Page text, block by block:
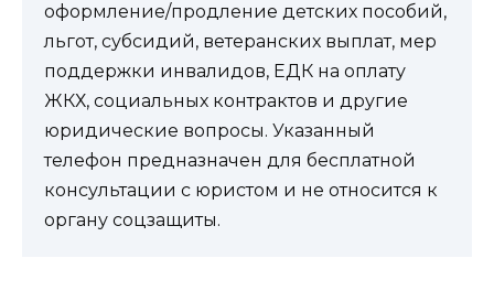
оформление/продление детских пособий,
льгот, субсидий, ветеранских выплат, мер
поддержки инвалидов, ЕДК на оплату
ЖКХ, социальных контрактов и другие
юридические вопросы. Указанный
телефон предназначен для бесплатной
консультации с юристом и не относится к
органу соцзащиты.